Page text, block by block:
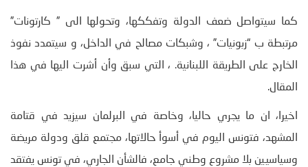
كما سيتواصل ضعف الدولة وتفككها، وتحولها الى ” كارتونات”
مرتبطة ب “زبونيات” ، وشبكات مصالح في الداخل، و سيتمدد نفوذ
الخارج على الطريقة اللبنانية. ، التي سبق وأن أشرت اليها في هذا
المقال.
اخيرا، ان ما يجري حاليا، وخاصة في البرلمان سيزيد في قتامة
المشهد، فتونس اليوم في أسوأ حالاتها، مجتمع قلق ودولة مريضة
وسياسيين بلا مشروع وطني جامع، فالشأن الجاري، في تونس يفتقد